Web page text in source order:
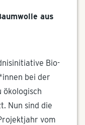
aus
Bio-
bei der
ökologisch
Nun sind die
vom